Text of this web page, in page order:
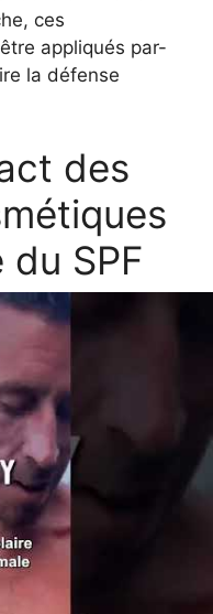
ces
appliqués par-
la défense
des
du SPF
Recommandations
d’usage